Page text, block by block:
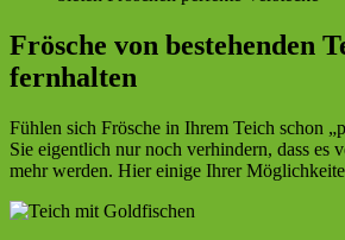
Frösche von bestehenden
fernhalten
Fühlen sich Frösche in Ihrem Teich schon
Sie eigentlich nur noch verhindern, dass es
mehr werden. Hier einige Ihrer